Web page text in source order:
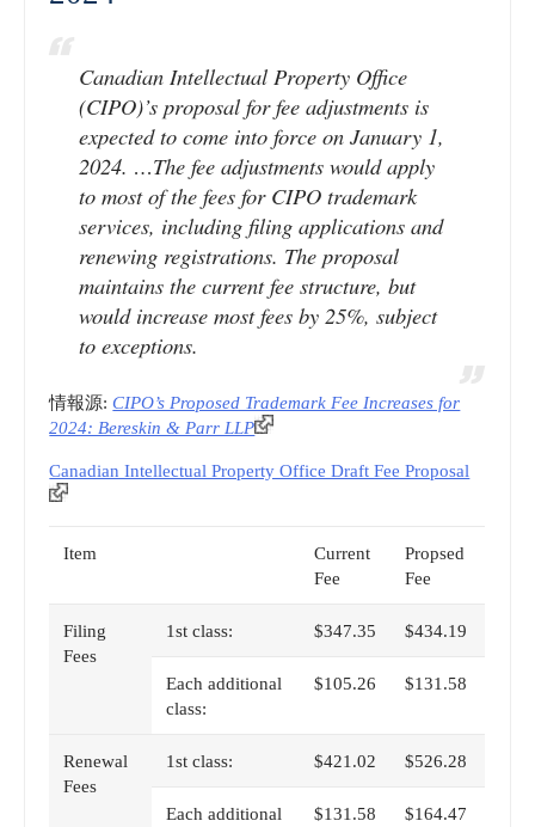
Application
Filing
System
And
Increasing
Fees
|
Canadian Intellectual Property Office
(CIPO)’s proposal for fee adjustments is
expected to come into force on January 1,
2024. …The fee adjustments would apply
to most of the fees for CIPO trademark
services, including filing applications and
renewing registrations. The proposal
maintains the current fee structure, but
would increase most fees by 25%, subject
to exceptions.
情報源:CIPO’s Proposed Trademark Fee Increases for
2024: Bereskin & Parr LLP
Canadian Intellectual Property Office Draft Fee Proposal
Item
Current
Fee
Propsed
Fee
Filing
Fees
1st class: $347.35 $434.19
Each additional
class:
$105.26 $131.58
Renewal
Fees
1st class: $421.02 $526.28
Each additional
$131.58 $164.47